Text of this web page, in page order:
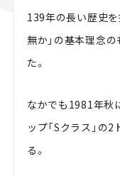
139年の長い歴史を
無か」の基本理念
た。
なかでも1981年秋
ップ「Sクラス」の
る。